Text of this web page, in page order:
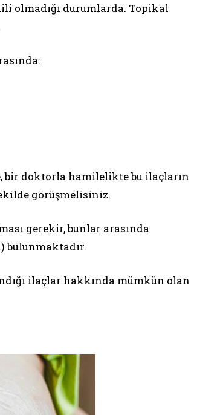
olmadığı durumlarda. Topikal
doktorla hamilelikte bu ilaçların
görüşmelisiniz.
gerekir, bunlar arasında
bulunmaktadır.
ilaçlar hakkında mümkün olan